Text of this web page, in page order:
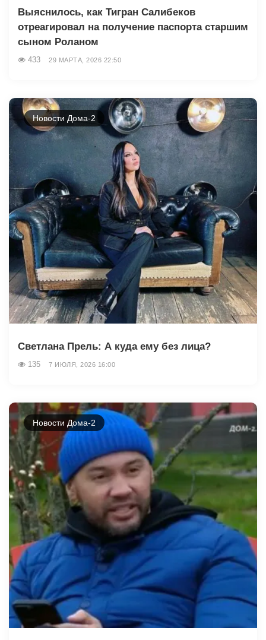
Выяснилось, как Тигран Салибеков
отреагировал на получение паспорта старшим
сыном Роланом
433 29 МАРТА, 2026 22:50
Новости Дома-2
Светлана Прель: А куда ему без лица?
135 7 ИЮЛЯ, 2026 16:00
Новости Дома-2